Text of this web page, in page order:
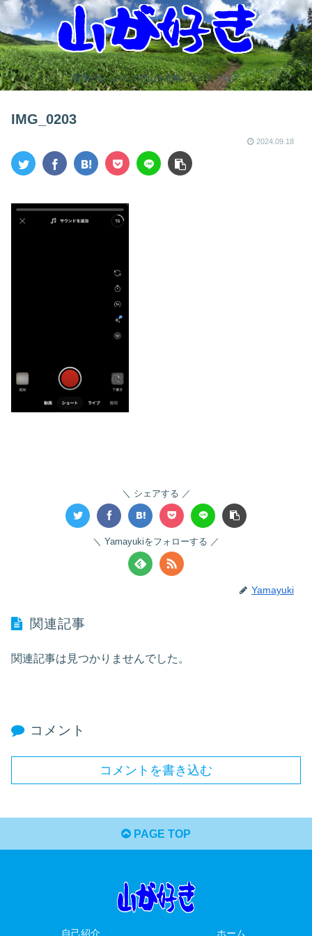
普通のおっさんが登山を攻略していくブログ
IMG_0203
2024.09.18
シェアする
Yamayukiをフォローする
Yamayuki
関連記事
関連記事は見つかりませんでした。
コメント
コメントを書き込む
PAGE TOP
自己紹介 ホーム